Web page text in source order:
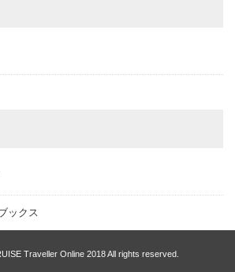
ックス
Traveller Online2018 All rights reserved.